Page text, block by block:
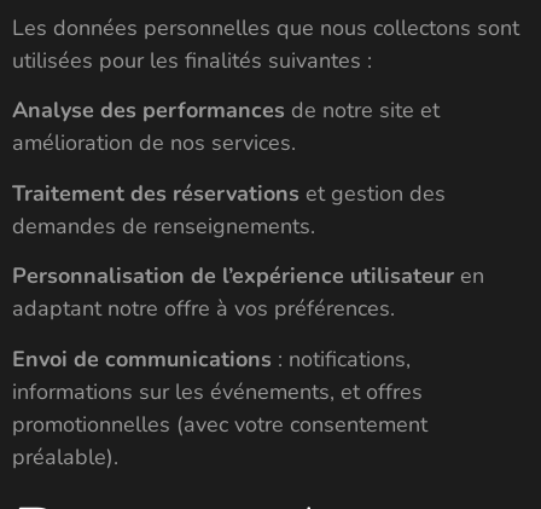
Les données personnelles que nous collectons sont
utilisées pour les finalités suivantes :
Analyse des performances de notre site et
amélioration de nos services.
Traitement des réservations et gestion des
demandes de renseignements.
Personnalisation de l’expérience utilisateur en
adaptant notre offre à vos préférences.
Envoi de communications : notifications,
informations sur les événements, et offres
promotionnelles (avec votre consentement
préalable).